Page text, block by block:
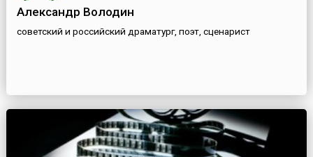
Александр Володин
советский и российский драматург, поэт, сценарист